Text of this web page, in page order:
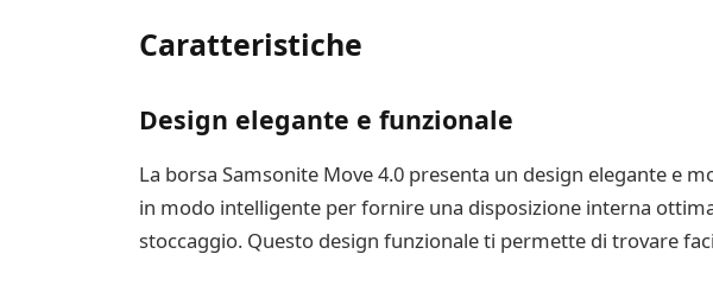
Caratteristiche
Design elegante e funzionale
La borsa Samsonite Move 4.0 presenta un design elegante e
in modo intelligente per fornire una disposizione interna
stoccaggio. Questo design funzionale ti permette di trovare